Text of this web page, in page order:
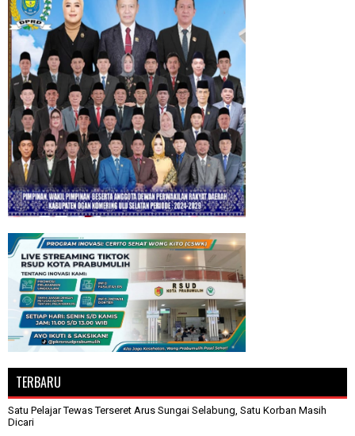
TERBARU
Satu Pelajar Tewas Terseret Arus Sungai Selabung, Satu Korban Masih
Dicari